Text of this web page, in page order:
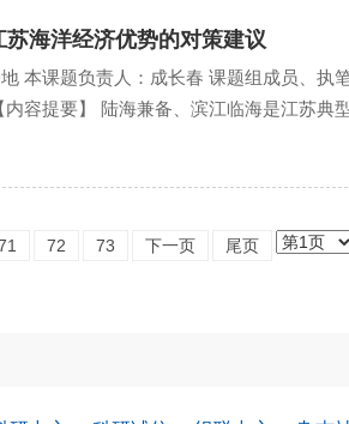
苏海洋经济优势的对策建议
本课题负责人：成长春 课题组成员、执
容提要】 陆海兼备、滨江临海是江苏典
72 73 下一页 尾页